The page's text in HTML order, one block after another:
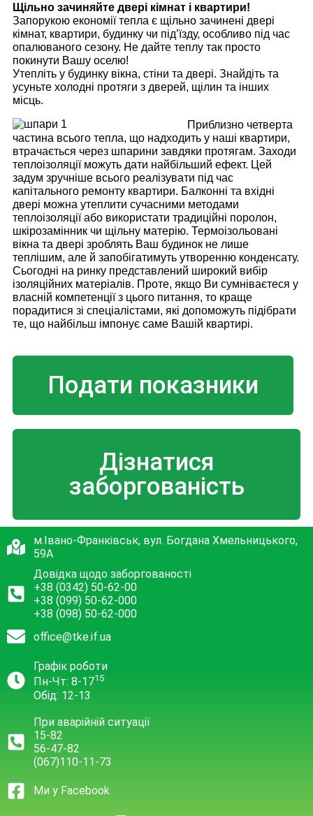
Щільно зачиняйте двері кімнат і квартири!
Запорукою економії тепла є щільно зачинені двері
кімнат, квартири, будинку чи під’їзду, особливо під час
опалюваного сезону. Не дайте теплу так просто
покинути Вашу оселю!
Утепліть у будинку вікна, стіни та двері. Знайдіть та
усуньте холодні протяги з дверей, щілин та інших
місць.
Приблизно четверта
частина всього тепла, що надходить у наші квартири,
втрачається через шпарини завдяки протягам. Заходи
теплоізоляції можуть дати найбільший ефект. Цей
задум зручніше всього реалізувати під час
капітального ремонту квартири. Балконні та вхідні
двері можна утеплити сучасними методами
теплоізоляції або використати традиційні поролон,
шкірозамінник чи щільну матерію. Термоізольовані
вікна та двері зроблять Ваш будинок не лише
теплішим, але й запобігатимуть утворенню конденсату.
Сьогодні на ринку представлений широкий вибір
ізоляційних матеріалів. Проте, якщо Ви сумніваєтеся у
власній компетенції з цього питання, то краще
порадитися зі спеціалістами, які допоможуть підібрати
те, що найбільш імпонує саме Вашій квартирі.
Подати показники
Дізнатися
заборгованість
м.Івано-Франківськ, вул. Богдана Хмельницького,
59А
Довідка щодо заборгованості
+38 (0342) 50-62-00
+38 (099) 50-62-000
+38 (098) 50-62-000
office@tke.if.ua
Графік роботи
Пн-Чт: 8-1715
Обід: 12-13
При аварійній ситуації
15-82
56-47-82
(067)110-11-73
Ми у Facebook